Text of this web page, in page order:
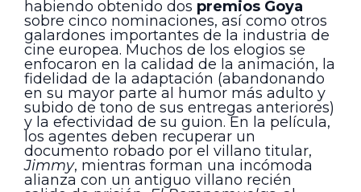
habiendo obtenido dos premios Goya
sobre cinco nominaciones, así como otros
galardones importantes de la industria de
cine europea. Muchos de los elogios se
enfocaron en la calidad de la animación, la
fidelidad de la adaptación (abandonando
en su mayor parte al humor más adulto y
subido de tono de sus entregas anteriores)
y la efectividad de su guion. En la película,
los agentes deben recuperar un
documento robado por el villano titular,
Jimmy, mientras forman una incómoda
alianza con un antiguo villano recién